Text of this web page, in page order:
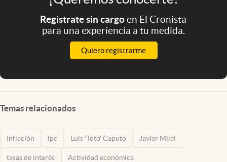
Registrate sin cargoen El Cronista
para una experiencia a tu medida.
Quiero registrarme
Temas relacionados
Inflación ipc Luis 'Toto' Caputo Javier Milei
tasas de interés Actividad económica